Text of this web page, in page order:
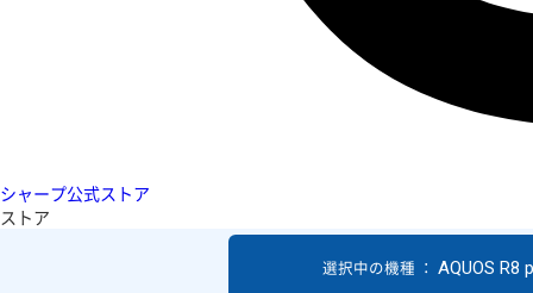
シャープ公式ストア
ストア
選択中の機種 ： AQUOS R8